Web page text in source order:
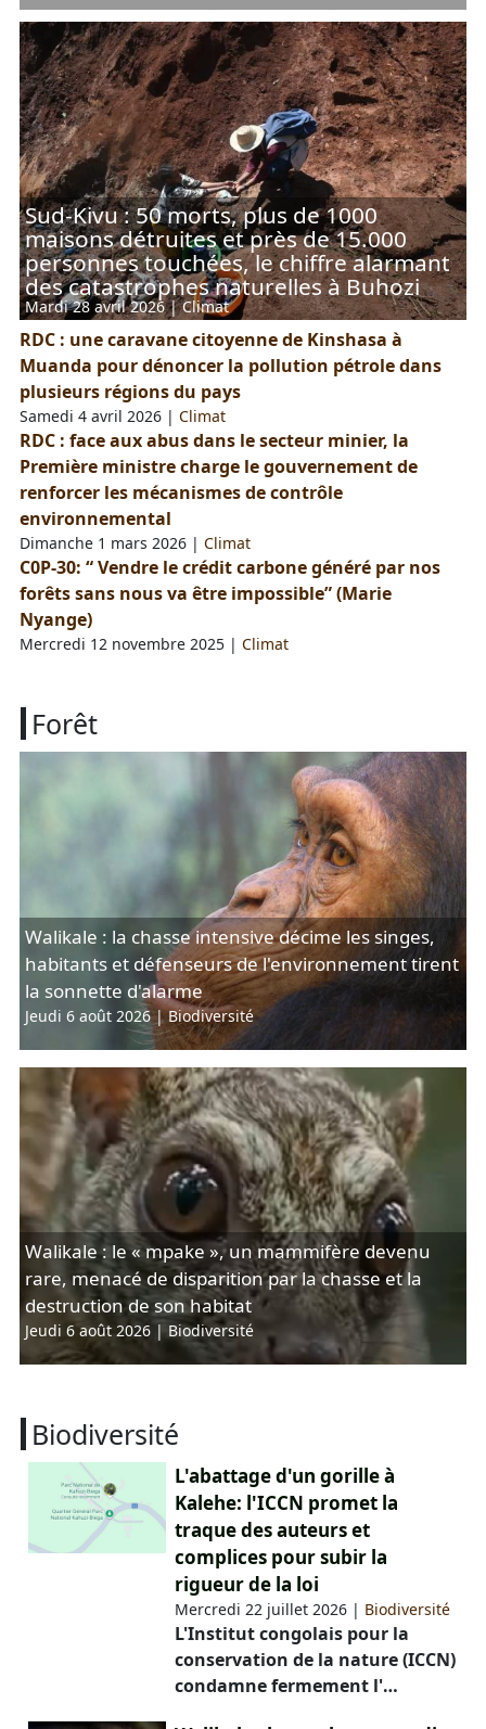
Sud-Kivu : 50 morts, plus de 1000
maisons détruites et près de 15.000
personnes touchées, le chiffre alarmant
des catastrophes naturelles à Buhozi
Mardi 28 avril 2026|Climat
RDC : une caravane citoyenne de Kinshasa à
Muanda pour dénoncer la pollution pétrole dans
plusieurs régions du pays
Samedi 4 avril 2026 |Climat
RDC : face aux abus dans le secteur minier, la
Première ministre charge le gouvernement de
renforcer les mécanismes de contrôle
environnemental
Dimanche 1 mars 2026 |Climat
C0P-30: “ Vendre le crédit carbone généré par nos
forêts sans nous va être impossible” (Marie
Nyange)
Mercredi 12 novembre 2025 |Climat
Forêt
Walikale : la chasse intensive décime les singes,
habitants et défenseurs de l'environnement tirent
la sonnette d'alarme
Jeudi 6 août 2026|Biodiversité
Walikale : le « mpake », un mammifère devenu
rare, menacé de disparition par la chasse et la
destruction de son habitat
Jeudi 6 août 2026 | Biodiversité
Biodiversité
L'abattage d'un gorille à
Kalehe: l'ICCN promet la
traque des auteurs et
complices pour subir la
rigueur de la loi
Mercredi 22 juillet 2026| Biodiversité
L'Institut congolais pour la
conservation de la nature (ICCN)
condamne fermement l'…